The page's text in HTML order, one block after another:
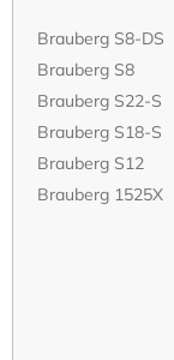
Brauberg S8-DS
Brauberg S8
Brauberg S22-S
Brauberg S18-S
Brauberg S12
Brauberg 1525X